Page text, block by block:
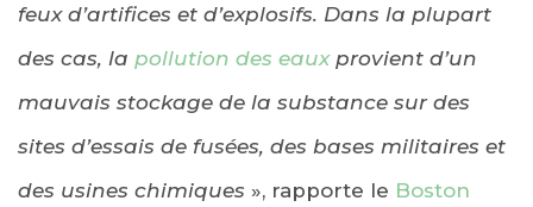
feux d’artifices et d’explosifs. Dans la plupart
des cas, la pollution des eauxprovient d’un
mauvais stockage de la substance sur des
sites d’essais de fusées, des bases militaires et
des usines chimiques », rapporte le Boston